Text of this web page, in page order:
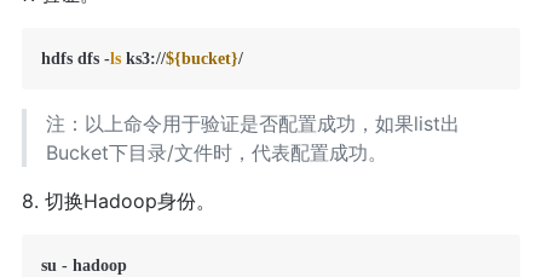
hdfs dfs -ls ks3://${bucket}/
注：以上命令用于验证是否配置成功，如果list出
Bucket下目录/文件时，代表配置成功。
8. 切换Hadoop身份。
su - hadoop